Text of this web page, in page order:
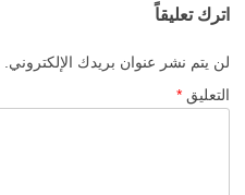
اترك تعليقاً
لن يتم نشر عنوان بريدك الإلكتروني.
التعليق *